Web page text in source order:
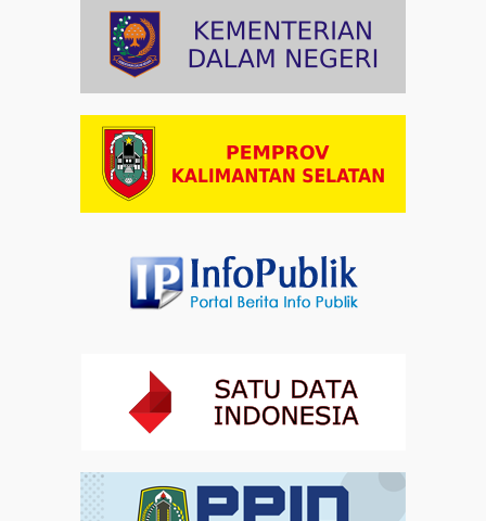
Profil Enam Pemuka Agama Pembaca Doa
Kebangsaan di Monas
Investasi Inklusif Dimulai dari Mengubah Cara
Pandang terhadap Penyandang Disabilitas
Artikel 31-07-2026 12:09
Doa Kebangsaan Datang Lebih Awal
30-07-2026 21:07